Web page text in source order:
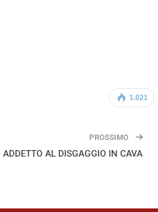
1.021
PROSSIMO
ADDETTO AL DISGAGGIO IN CAVA